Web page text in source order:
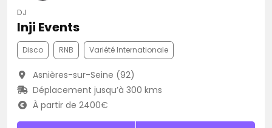
DJ
Inji Events
Disco RNB Variété Internationale
Asnières-sur-Seine (92)
Déplacement jusqu’à 300 kms
À partir de 2400€